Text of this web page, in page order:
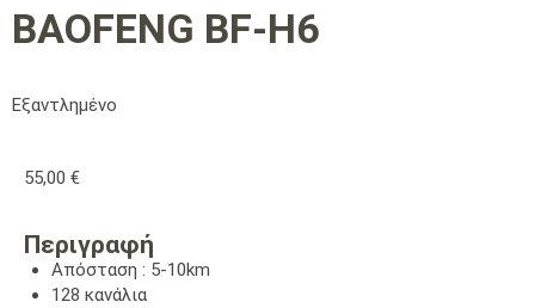
BAOFENG BF-H6
Εξαντλημένο
55,00 €
Περιγραφή
Απόσταση : 5-10km
128 κανάλια